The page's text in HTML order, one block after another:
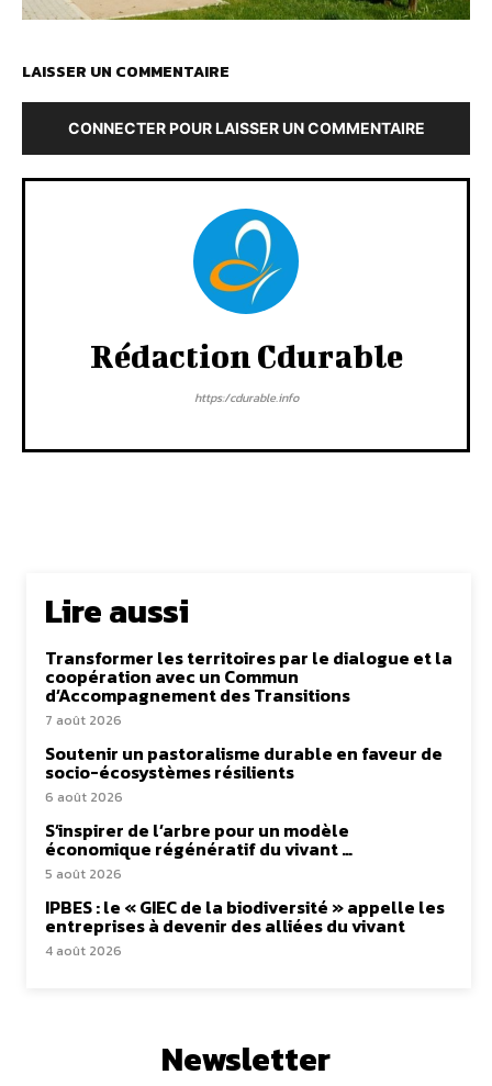
LAISSER UN COMMENTAIRE
CONNECTER POUR LAISSER UN COMMENTAIRE
Rédaction Cdurable
https:/cdurable.info
Lire aussi
Transformer les territoires par le dialogue et la
coopération avec un Commun
d’Accompagnement des Transitions
7 août 2026
Soutenir un pastoralisme durable en faveur de
socio-écosystèmes résilients
6 août 2026
S’inspirer de l’arbre pour un modèle
économique régénératif du vivant …
5 août 2026
IPBES : le « GIEC de la biodiversité » appelle les
entreprises à devenir des alliées du vivant
4 août 2026
Newsletter